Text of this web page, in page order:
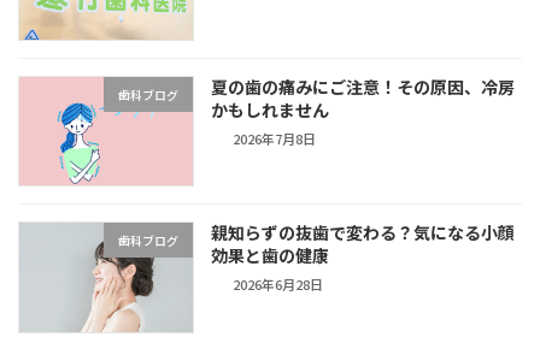
歯科ブログ
夏の歯の痛みにご注意！その原因、冷房
かもしれません
2026年7月8日
歯科ブログ
親知らずの抜歯で変わる？気になる小顔
効果と歯の健康
2026年6月28日